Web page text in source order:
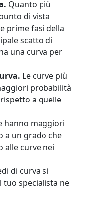
Quanto più
di vista
prime fasi della
scatto di
una curva per
Le curve più
probabilità
a quelle
hanno maggiori
a un grado che
alle curve nei
di curva si
tuo specialista ne